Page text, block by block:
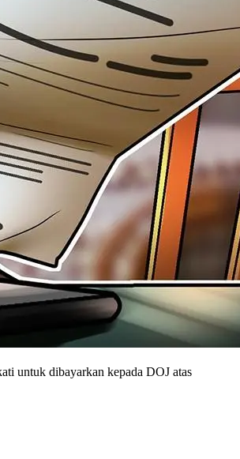
untuk dibayarkan kepada DOJ atas